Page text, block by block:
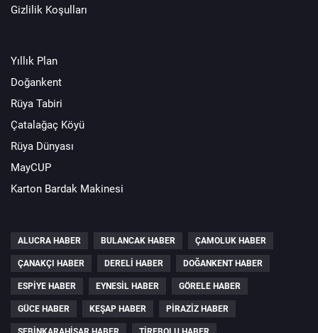
Gizlilik Koşulları
Yıllık Plan
Doğankent
Rüya Tabiri
Çatalağaç Köyü
Rüya Dünyası
MayCUP
Karton Bardak Makinesi
ALUCRA HABER BULANCAK HABER ÇAMOLUK HABER
ÇANAKÇI HABER DERELI HABER DOĞANKENT HABER
ESPIYE HABER EYNESIL HABER GÖRELE HABER
GÜCE HABER KEŞAP HABER PIRAZIZ HABER